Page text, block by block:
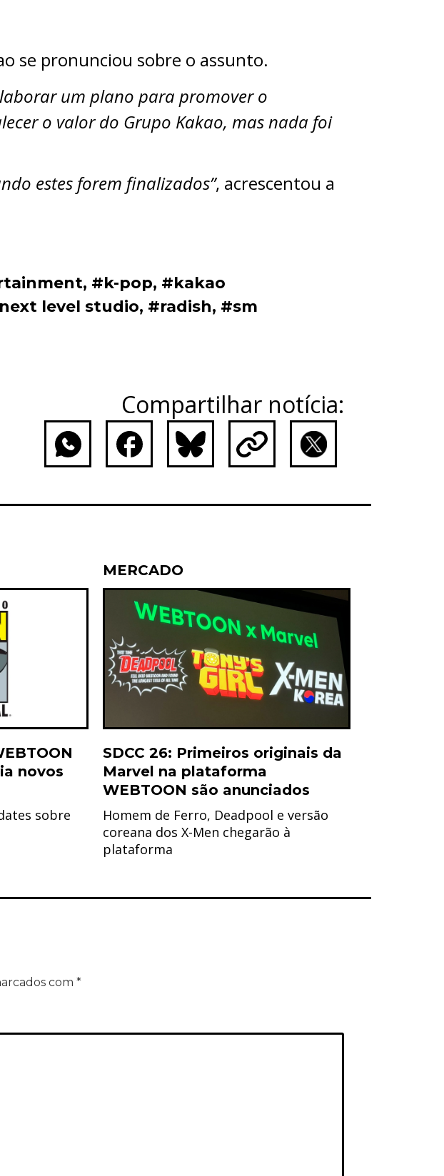
se pronunciou sobre o assunto.
um plano para promover o
o valor do Grupo Kakao, mas nada foi
estes forem finalizados”, acrescentou a
, #k-pop, #kakao
level studio, #radish, #sm
Compartilhar notícia:
novos
sobre
MERCADO
SDCC 26: Primeiros originais da
Marvel na plataforma
WEBTOON são anunciados
Homem de Ferro, Deadpool e versão
coreana dos X-Men chegarão à
plataforma
com *